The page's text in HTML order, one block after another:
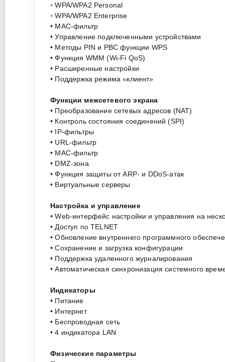
◦ WPA/WPA2 Personal
◦ WPA/WPA2 Enterprise
• MAC-фильтр
• Управление подключенными устройствами
• Методы PIN и PBC функции WPS
• Функция WMM (Wi-Fi QoS)
• Расширенные настройки
• Поддержка режима «клиент»
Функции межсетевого экрана
• Преобразование сетевых адресов (NAT)
• Контроль состояния соединений (SPI)
• IP-фильтры
• URL-фильтр
• MAC-фильтр
• DMZ-зона
• Функция защиты от ARP- и DDoS-атак
• Виртуальные серверы
Настройка и управление
• Web-интерфейс настройки и управления на
• Доступ по TELNET
• Обновление внутреннего программного
• Сохранение и загрузка конфигурации
• Поддержка удаленного журналирования
• Автоматическая синхронизация системного
Индикаторы
• Питание
• Интернет
• Беспроводная сеть
• 4 индикатора LAN
Физические параметры